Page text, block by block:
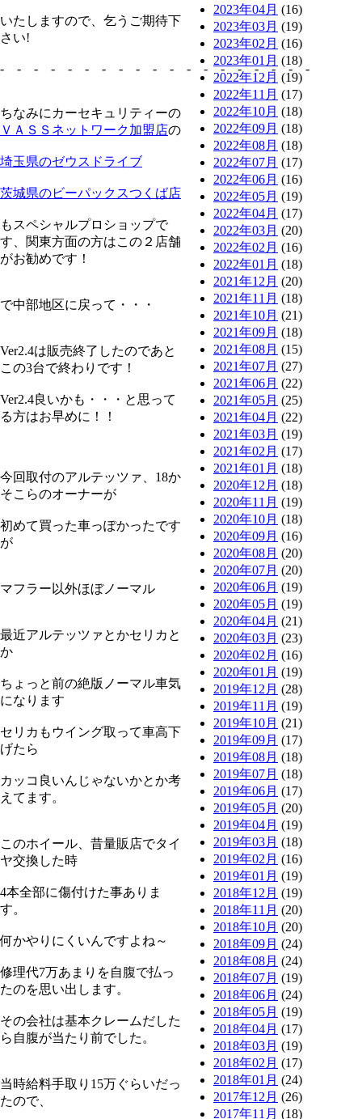
いたしますので、乞うご期待下
さい!
- - - - - - - - - - - - - - - - - - -
ちなみにカーセキュリティーの
ＶＡＳＳネットワーク加盟店の
埼玉県のゼウスドライブ
茨城県のビーパックスつくば店
もスペシャルプロショップで
す、関東方面の方はこの２店舗
がお勧めです！
で中部地区に戻って・・・
Ver2.4は販売終了したのであと
この3台で終わりです！
Ver2.4良いかも・・・と思って
る方はお早めに！！
今回取付のアルテッツァ、18か
そこらのオーナーが
初めて買った車っぽかったです
が
マフラー以外ほぼノーマル
最近アルテッツァとかセリカと
か
ちょっと前の絶版ノーマル車気
になります
セリカもウイング取って車高下
げたら
カッコ良いんじゃないかとか考
えてます。
このホイール、昔量販店でタイ
ヤ交換した時
4本全部に傷付けた事ありま
す。
何かやりにくいんですよね～
修理代7万あまりを自腹で払っ
たのを思い出します。
その会社は基本クレームだした
ら自腹が当たり前でした。
当時給料手取り15万ぐらいだっ
たので、
2023年04月 (16)
2023年03月 (19)
2023年02月 (16)
2023年01月 (18)
2022年12月 (19)
2022年11月 (17)
2022年10月 (18)
2022年09月 (18)
2022年08月 (18)
2022年07月 (17)
2022年06月 (16)
2022年05月 (19)
2022年04月 (17)
2022年03月 (20)
2022年02月 (16)
2022年01月 (18)
2021年12月 (20)
2021年11月 (18)
2021年10月 (21)
2021年09月 (18)
2021年08月 (15)
2021年07月 (27)
2021年06月 (22)
2021年05月 (25)
2021年04月 (22)
2021年03月 (19)
2021年02月 (17)
2021年01月 (18)
2020年12月 (18)
2020年11月 (19)
2020年10月 (18)
2020年09月 (16)
2020年08月 (20)
2020年07月 (20)
2020年06月 (19)
2020年05月 (19)
2020年04月 (21)
2020年03月 (23)
2020年02月 (16)
2020年01月 (19)
2019年12月 (28)
2019年11月 (19)
2019年10月 (21)
2019年09月 (17)
2019年08月 (18)
2019年07月 (18)
2019年06月 (17)
2019年05月 (20)
2019年04月 (19)
2019年03月 (18)
2019年02月 (16)
2019年01月 (19)
2018年12月 (19)
2018年11月 (20)
2018年10月 (20)
2018年09月 (24)
2018年08月 (24)
2018年07月 (19)
2018年06月 (24)
2018年05月 (19)
2018年04月 (17)
2018年03月 (19)
2018年02月 (17)
2018年01月 (24)
2017年12月 (26)
2017年11月 (18)